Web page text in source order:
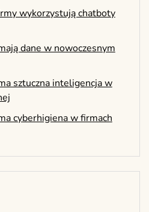
wykorzystują chatboty
dane w nowoczesnym
sztuczna inteligencja w
cyberhigiena w firmach